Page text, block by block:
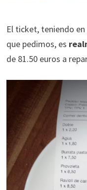
El ticket, teniendo
que pedimos, es
de 81.50 euros a